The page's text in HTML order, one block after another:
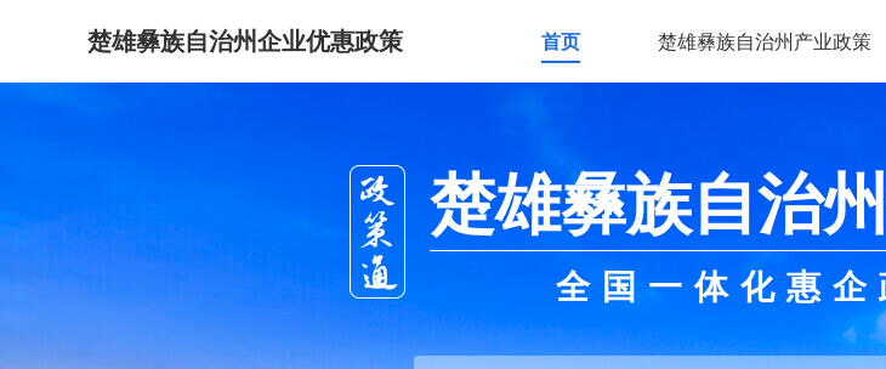
楚雄彝族自治州企业优惠政策 首页 楚雄彝族自治州产业政策
楚雄彝族自治
全国一体化惠